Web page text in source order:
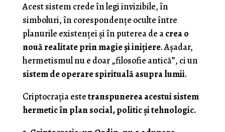
Acest sistem crede în legi invizibile, în
simboluri, în corespondențe oculte între
planurile existenței și în puterea de acrea o
nouă realitate prin magie și inițiere. Așadar,
hermetismul nu e doar „filosofie antică”, ci un
sistem de operare spirituală asupra lumii.
Criptocrația estetranspunerea acestui sistem
hermetic în plan social, politic și tehnologic.